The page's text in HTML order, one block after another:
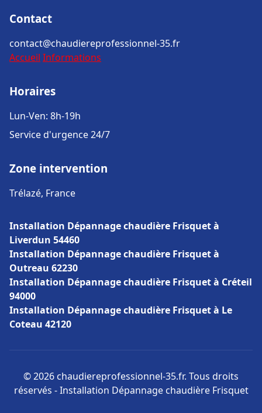
Contact
contact@chaudiereprofessionnel-35.fr
Accueil Informations
Horaires
Lun-Ven: 8h-19h
Service d'urgence 24/7
Zone intervention
Trélazé, France
Installation Dépannage chaudière Frisquet à
Liverdun 54460
Installation Dépannage chaudière Frisquet à
Outreau 62230
Installation Dépannage chaudière Frisquet à Créteil
94000
Installation Dépannage chaudière Frisquet à Le
Coteau 42120
© 2026 chaudiereprofessionnel-35.fr. Tous droits
réservés - Installation Dépannage chaudière Frisquet